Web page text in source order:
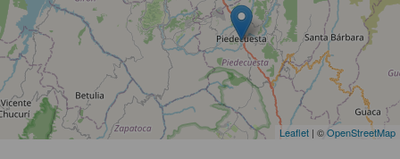
Leaflet | ©OpenStreetMap